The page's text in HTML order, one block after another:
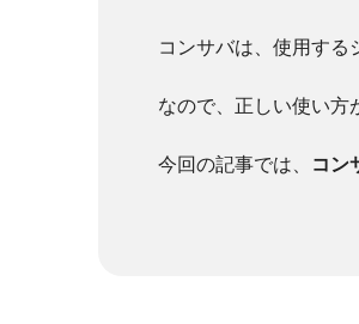
コンサバは、使用する
なので、正しい使い方
今回の記事では、 コン